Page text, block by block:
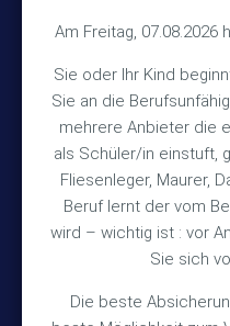
Am Freitag,
Sie oder Ihr Kind
Sie an die
mehrere Anbieter die
als Schüler/in einstuft,
Fliesenleger, Maurer,
Beruf lernt der vom
wird – wichtig ist : vor
Sie sich
Die beste
TEL
FAX
MAIL
Mo – Fr